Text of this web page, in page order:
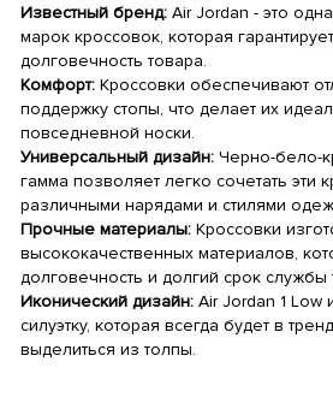
Известный бренд: Air Jordan - это
марок кроссовок, которая
долговечность товара.
Комфорт: Кроссовки обеспечивают
поддержку стопы, что делает их
повседневной носки.
Универсальный дизайн: Черно-бело-
гамма позволяет легко сочетать эти
различными нарядами и стилями
Прочные материалы: Кроссовки
высококачественных материалов,
долговечность и долгий срок службы
Иконический дизайн: Air Jordan 1 Low
силуэтку, которая всегда будет в
выделиться из толпы.